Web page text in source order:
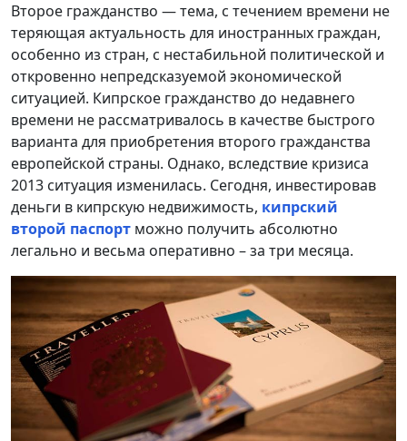
Второе гражданство — тема, с течением времени не
теряющая актуальность для иностранных граждан,
особенно из стран, с нестабильной политической и
откровенно непредсказуемой экономической
ситуацией. Кипрское гражданство до недавнего
времени не рассматривалось в качестве быстрого
варианта для приобретения второго гражданства
европейской страны. Однако, вследствие кризиса
2013 ситуация изменилась. Сегодня, инвестировав
деньги в кипрскую недвижимость, кипрский
второй паспорт можно получить абсолютно
легально и весьма оперативно – за три месяца.